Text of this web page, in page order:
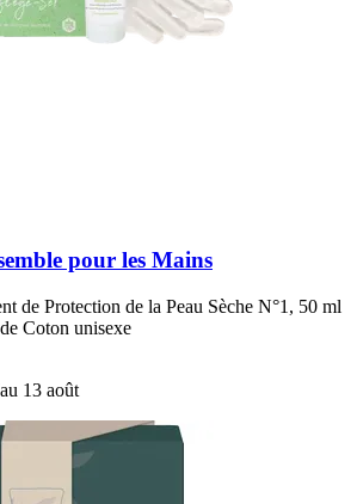
pour les Mains
de Protection de la Peau Sèche N°1, 50 ml
Coton unisexe
13 août